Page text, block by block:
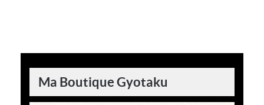
Ma Boutique Gyotaku